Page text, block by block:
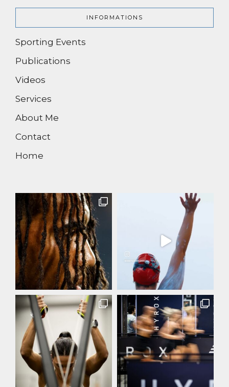
INFORMATIONS
Sporting Events
Publications
Videos
Services
About Me
Contact
Home